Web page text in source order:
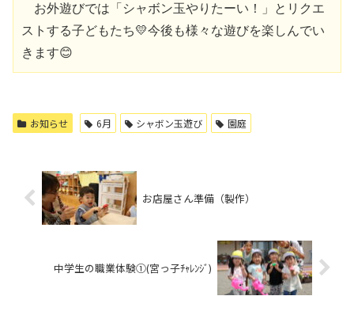
お外遊びでは「シャボン玉やりたーい！」とリクエ
ストする子どもたち💛今後も様々な遊びを楽しんでい
きます😊
お知らせ 6月 シャボン玉遊び 園庭
お店屋さん準備（製作）
中学生の職業体験①(宮っ子ﾁｬﾚﾝｼﾞ)